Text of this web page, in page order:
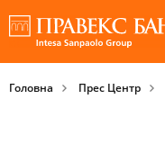
Головна Прес Центр